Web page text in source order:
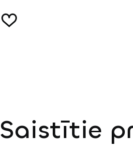
Saistītie